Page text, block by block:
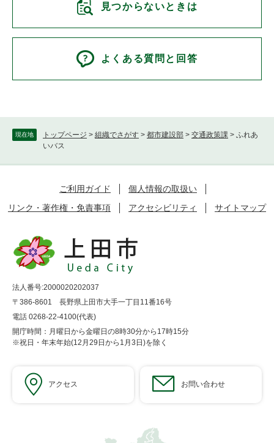
現在地 トップページ > 組織でさがす > 都市建設部 > 交通政策課 > ふれあ
いバス
見つからないときは
よくある質問と回答
ご利用ガイド
個人情報の取扱い
リンク・著作権・免責事項
アクセシビリティ サイトマップ
法人番号:2000020202037
〒386-8601 長野県上田市大手一丁目11番16号
電話 0268-22-4100(代表)
開庁時間：月曜日から金曜日の8時30分から17時15分
※祝日・年末年始(12月29日から1月3日)を除く
アクセス お問い合わせ